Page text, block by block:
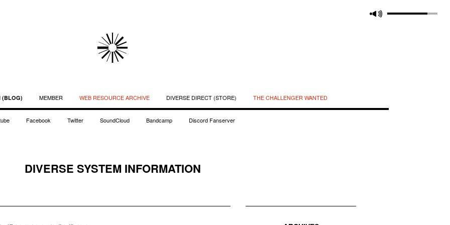
(BLOG) MEMBER WEB RESOURCE ARCHIVE DIVERSE DIRECT (STORE) THE CHALLENGER WANTED
Facebook Twitter SoundCloud Bandcamp Discord Fanserver
DIVERSE SYSTEM INFORMATION